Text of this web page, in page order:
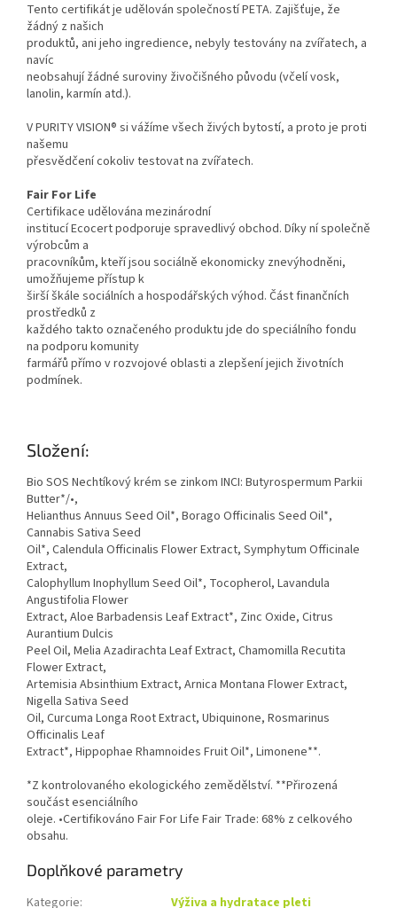
Tento certifikát je udělován společností PETA. Zajišťuje, že
žádný z našich
produktů, ani jeho ingredience, nebyly testovány na zvířatech, a
navíc
neobsahují žádné suroviny živočišného původu (včelí vosk,
lanolin, karmín atd.).
V PURITY VISION® si vážíme všech živých bytostí, a proto je proti
našemu
přesvědčení cokoliv testovat na zvířatech.
Fair For Life
Certifikace udělována mezinárodní
institucí Ecocert podporuje spravedlivý obchod. Díky ní společně
výrobcům a
pracovníkům, kteří jsou sociálně ekonomicky znevýhodněni,
umožňujeme přístup k
širší škále sociálních a hospodářských výhod. Část finančních
prostředků z
každého takto označeného produktu jde do speciálního fondu
na podporu komunity
farmářů přímo v rozvojové oblasti a zlepšení jejich životních
podmínek.
Složení:
Bio SOS Nechtíkový krém se zinkom INCI: Butyrospermum Parkii
Butter*/•,
Helianthus Annuus Seed Oil*, Borago Officinalis Seed Oil*,
Cannabis Sativa Seed
Oil*, Calendula Officinalis Flower Extract, Symphytum Officinale
Extract,
Calophyllum Inophyllum Seed Oil*, Tocopherol, Lavandula
Angustifolia Flower
Extract, Aloe Barbadensis Leaf Extract*, Zinc Oxide, Citrus
Aurantium Dulcis
Peel Oil, Melia Azadirachta Leaf Extract, Chamomilla Recutita
Flower Extract,
Artemisia Absinthium Extract, Arnica Montana Flower Extract,
Nigella Sativa Seed
Oil, Curcuma Longa Root Extract, Ubiquinone, Rosmarinus
Officinalis Leaf
Extract*, Hippophae Rhamnoides Fruit Oil*, Limonene**.
*Z kontrolovaného ekologického zemědělství. **Přirozená
součást esenciálního
oleje. •Certifikováno Fair For Life Fair Trade: 68% z celkového
obsahu.
Doplňkové parametry
Kategorie: Výživa a hydratace pleti